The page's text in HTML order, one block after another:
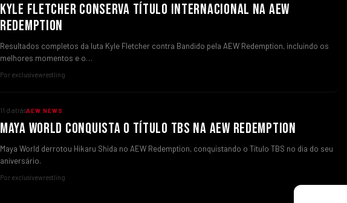
KYLE FLETCHER CONSERVA TÍTULO INTERNACIONAL NA AEW
REDEMPTION
Resultados completos da luta Kyle Fletcher contra Bandido pela AEW Redemption, incluindo os
melhores momentos e o…
Por exclusivewrestling
11 d atrásAEW NEWS
MAYA WORLD CONQUISTA O TÍTULO TBS NA AEW REDEMPTION
Maya World derrotou Hikaru Shida no AEW Redemption, conquistando o Título TBS no dia do seu
aniversário.
Por exclusivewrestling